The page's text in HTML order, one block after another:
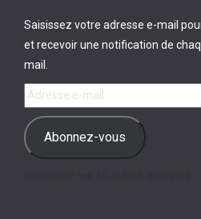
Saisissez votre adresse e-mail
et recevoir une notification de
mail.
Adresse
e-
mail Abonnez-vous